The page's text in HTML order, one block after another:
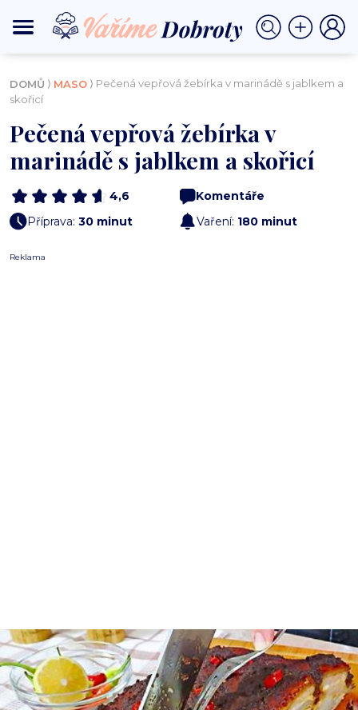
DOMŮ ⟩ MASO ⟩ Pečená vepřová žebírka v marinádě s jablkem a
skořicí
Pečená vepřová žebírka v
marinádě s jablkem a skořicí
4,6
Komentáře
Příprava: 30 minut Vaření: 180 minut
Reklama